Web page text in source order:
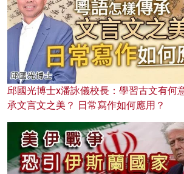
邱國光博士x潘詠儀校長：學習古文有何
承文言文之美？ 日常寫作如何應用？